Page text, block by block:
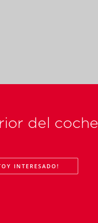
del coche
INTERESADO!